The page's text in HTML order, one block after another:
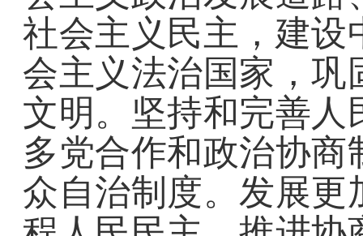
社会主义民主，建设
会主义法治国家，
文明。坚持和完善
多党合作和政治协
众自治制度。发展